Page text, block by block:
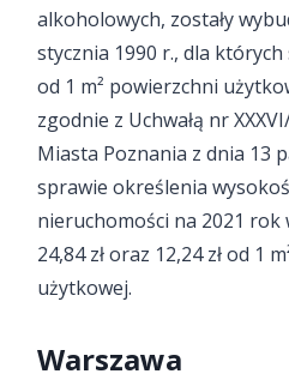
alkoholowych, zostały
stycznia 1990 r., dla których
od 1 m² powierzchni
zgodnie z Uchwałą nr
Miasta Poznania z dnia 13
sprawie określenia
nieruchomości na 2021
24,84 zł oraz 12,24 zł od 1
użytkowej.
Warszawa